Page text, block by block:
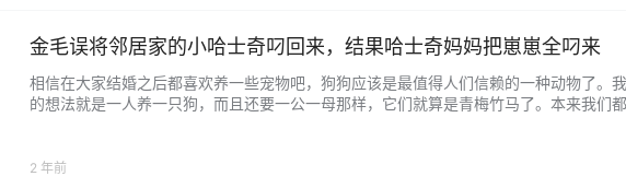
金毛误将邻居家的小哈士奇叼回来，结果哈士奇妈妈把崽崽全叼来
相信在大家结婚之后都喜欢养一些宠物吧，狗狗应该是最值得人们信赖的一种动物了。
的想法就是一人养一只狗，而且还要一公一母那样，它们就算是青梅竹马了。本来我们
2 年前